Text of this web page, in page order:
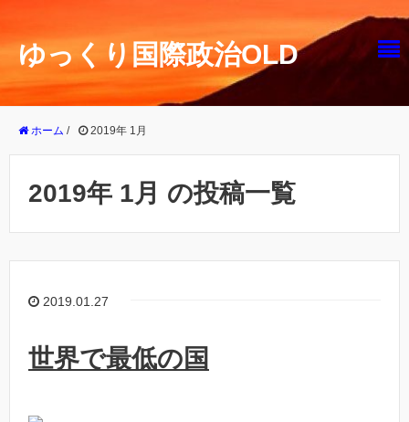
ゆっくり国際政治OLD
ホーム / 2019年 1月
2019年 1月 の投稿一覧
2019.01.27
世界で最低の国